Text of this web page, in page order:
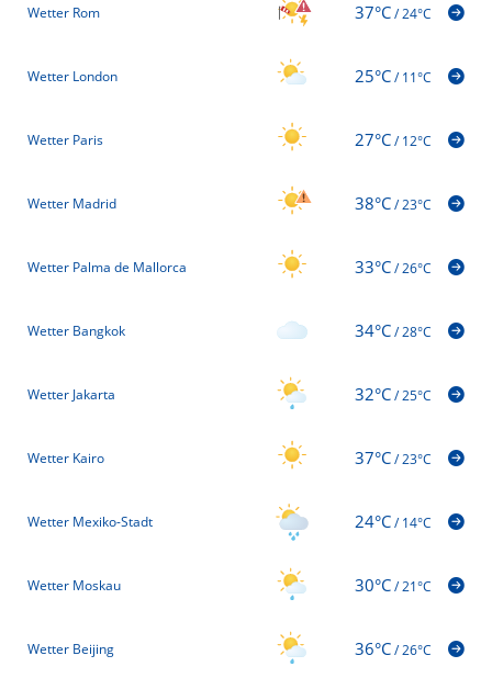
Wetter Rom 37°C/24°C
Wetter London 25°C/11°C
Wetter Paris 27°C/12°C
Wetter Madrid 38°C/23°C
Wetter Palma de Mallorca 33°C/26°C
Wetter Bangkok 34°C/28°C
Wetter Jakarta 32°C/25°C
Wetter Kairo 37°C/23°C
Wetter Mexiko-Stadt 24°C/14°C
Wetter Moskau 30°C/21°C
Wetter Beijing 36°C/26°C